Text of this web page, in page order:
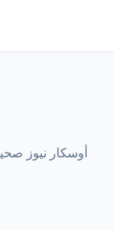
أوسكار نيوز